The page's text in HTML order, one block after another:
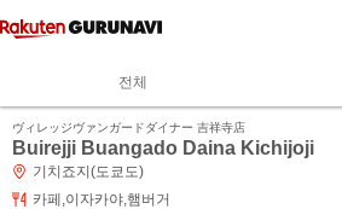
전체
ヴィレッジヴァンガードダイナー 吉祥寺店
Buirejji Buangado Daina Kichijoji
기치죠지(도쿄도)
카페,이자카야,햄버거